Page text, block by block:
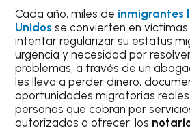
Cada año, miles de inmigrantes
Unidos se convierten en
intentar regularizar su estatus
urgencia y necesidad por
problemas, a través de un
les lleva a perder dinero,
oportunidades migratorias
personas que cobran por
autorizados a ofrecer: los